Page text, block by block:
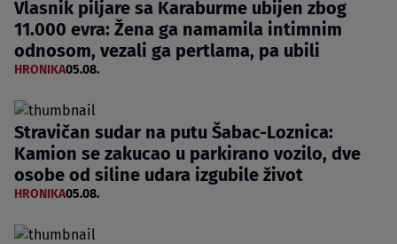
Vlasnik piljare sa Karaburme ubijen zbog
11.000 evra: Žena ga namamila intimnim
odnosom, vezali ga pertlama, pa ubili
HRONIKA05.08.
Stravičan sudar na putu Šabac-Loznica:
Kamion se zakucao u parkirano vozilo, dve
osobe od siline udara izgubile život
HRONIKA05.08.